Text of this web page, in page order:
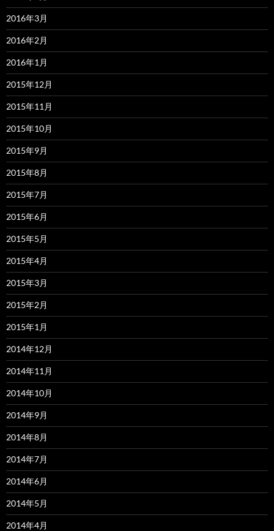
2016年3月
2016年2月
2016年1月
2015年12月
2015年11月
2015年10月
2015年9月
2015年8月
2015年7月
2015年6月
2015年5月
2015年4月
2015年3月
2015年2月
2015年1月
2014年12月
2014年11月
2014年10月
2014年9月
2014年8月
2014年7月
2014年6月
2014年5月
2014年4月